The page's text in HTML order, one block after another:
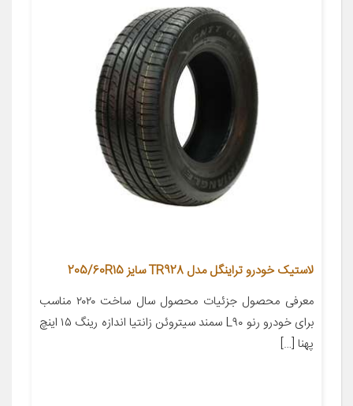
لاستیک خودرو تراینگل مدل TR928 سایز 205/60R15
معرفی محصول جزئیات محصول سال ساخت ۲۰۲۰ مناسب
برای خودرو رنو L۹۰ سمند سیتروئن زانتیا اندازه رینگ ۱۵ اینچ
پهنا […]